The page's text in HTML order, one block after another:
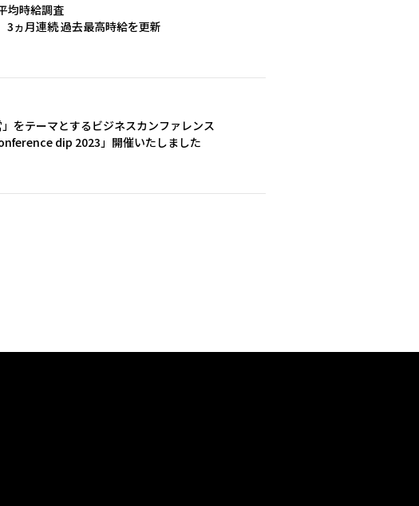
均時給調査
ヵ月連続 過去最高時給を更新
」をテーマとするビジネスカンファレンス
dip 2023」開催いたしました